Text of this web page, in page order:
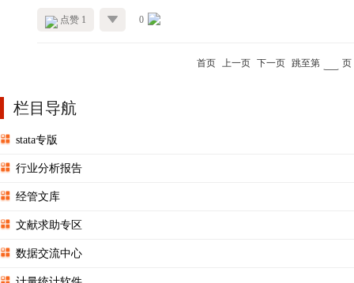
点赞 1 0
首页 上一页 下一页 跳至第 页
栏目导航
stata专版
行业分析报告
经管文库
文献求助专区
数据交流中心